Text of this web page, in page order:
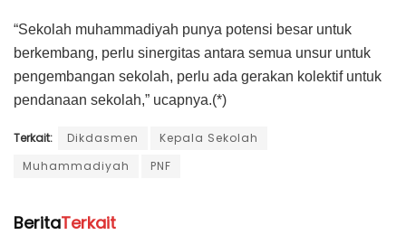
“Sekolah muhammadiyah punya potensi besar untuk
berkembang, perlu sinergitas antara semua unsur untuk
pengembangan sekolah, perlu ada gerakan kolektif untuk
pendanaan sekolah,” ucapnya.(*)
Terkait: Dikdasmen
Kepala Sekolah
Muhammadiyah
PNF
BeritaTerkait